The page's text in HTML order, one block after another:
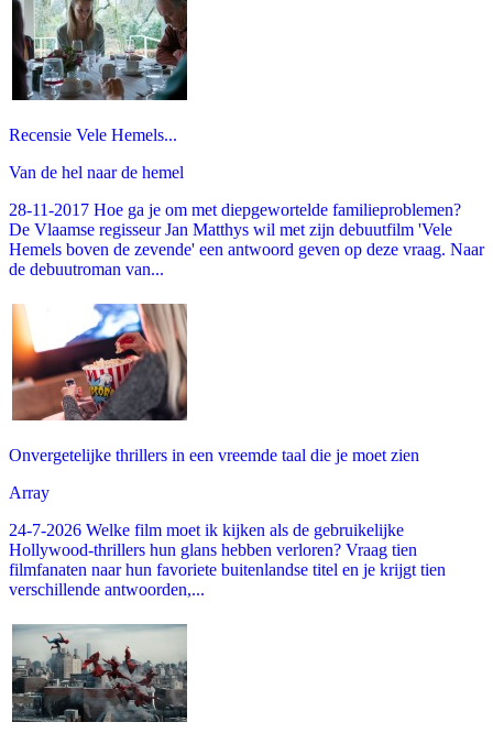
Recensie Vele Hemels...
Van de hel naar de hemel
28-11-2017 Hoe ga je om met diepgewortelde familieproblemen?
De Vlaamse regisseur Jan Matthys wil met zijn debuutfilm 'Vele
Hemels boven de zevende' een antwoord geven op deze vraag. Naar
de debuutroman van...
Onvergetelijke thrillers in een vreemde taal die je moet zien
Array
24-7-2026 Welke film moet ik kijken als de gebruikelijke
Hollywood-thrillers hun glans hebben verloren? Vraag tien
filmfanaten naar hun favoriete buitenlandse titel en je krijgt tien
verschillende antwoorden,...